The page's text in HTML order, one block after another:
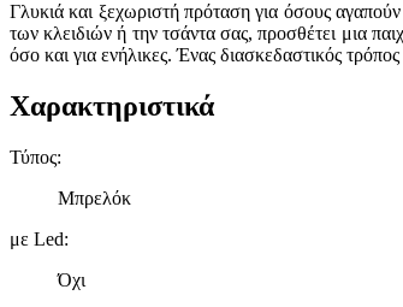
Γλυκιά και ξεχωριστή πρόταση για όσους
των κλειδιών ή την τσάντα σας, προσθέτει μια
όσο και για ενήλικες. Ένας διασκεδαστικός
Χαρακτηριστικά
Τύπος:
Μπρελόκ
με Led:
Όχι